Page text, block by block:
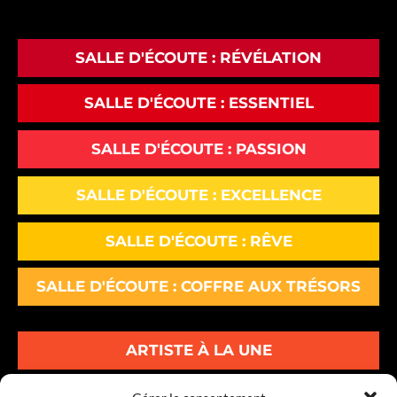
immédiatement confiance.
SALLE D'ÉCOUTE : RÉVÉLATION
SALLE D'ÉCOUTE : ESSENTIEL
SALLE D'ÉCOUTE : PASSION
SALLE D'ÉCOUTE : EXCELLENCE
SALLE D'ÉCOUTE : RÊVE
SALLE D'ÉCOUTE : COFFRE AUX TRÉSORS
ARTISTE À LA UNE